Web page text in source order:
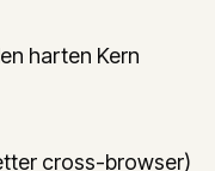
harten Kern
cross-browser)